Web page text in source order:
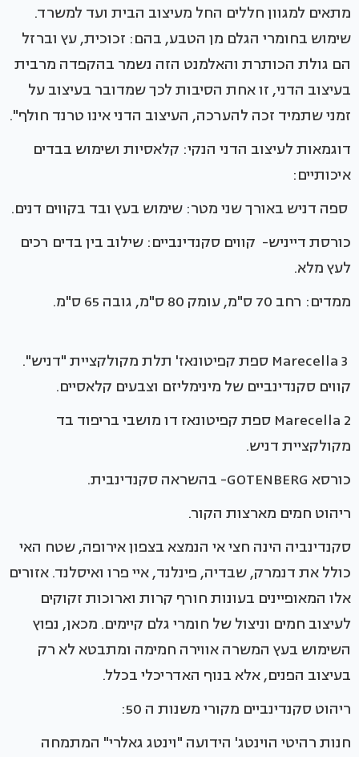
מתאים למגוון חללים החל מעיצוב הבית ועד למשרד.
שימוש בחומרי הגלם מן הטבע, בהם: זכוכית, עץ וברזל
הם גולת הכותרת והאלמנט הזה נשמר בהקפדה מרבית
בעיצוב הדני, זו אחת הסיבות לכך שמדובר בעיצוב על
זמני שתמיד זכה להערכה, העיצוב הדני אינו טרנד חולף".
דוגמאות לעיצוב הדני הנקי: קלאסיות ושימוש בבדים
איכותיים:
ספה דניש באורך שני מטר: שימוש בעץ ובד בקווים דנים.
כורסת דייניש- קווים סקנדינביים: שילוב בין בדים רכים
לעץ מלא.
ממדים: רחב 70 ס"מ, עומק 80 ס"מ, גובה 65 ס"מ.
Marecella 3 ספת קפיטונאז' תלת מקולקציית "דניש".
קווים סקנדינביים של מינימליזם וצבעים קלאסיים.
Marecella 2 ספת קפיטונאז דו מושבי בריפוד בד
מקולקציית דניש.
כורסא GOTENBERG- בהשראה סקנדינבית.
ריהוט חמים מארצות הקור.
סקנדינביה הינה חצי אי הנמצא בצפון אירופה, שטח האי
כולל את דנמרק, שבדיה, פינלנד, איי פרו ואיסלנד. אזורים
אלו המאופיינים בעונות חורף קרות וארוכות זקוקים
לעיצוב חמים וניצול של חומרי גלם קיימים. מכאן, נפוץ
השימוש בעץ המשרה אווירה חמימה ומתבטא לא רק
בעיצוב הפנים, אלא בנוף האדריכלי בכלל.
ריהוט סקנדינביים מקורי משנות ה 50:
חנות רהיטי הוינטג' הידועה "וינטג גאלרי" המתמחה